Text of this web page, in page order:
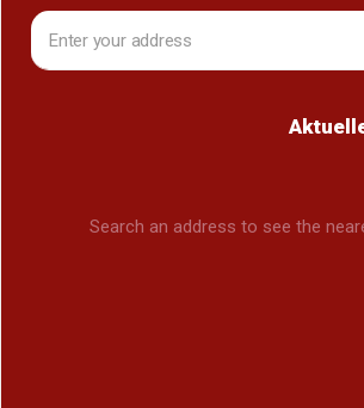
Search an address to see the